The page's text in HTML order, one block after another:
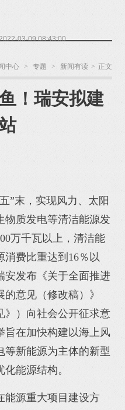
03-09 08:43:00
中心 > 专题 > 新闻有读 > 正文
来源：温州网
监
制：阮周琳
责任编
！瑞安拟建
”末，实现风力、太阳
物质发电等清洁能源发
万千瓦以上，清洁能
消费比重达到16％以
安发布《关于全面推进
意见（修改稿）》
》）向社会公开征求意
旨在加快构建以海上风
等新能源为主体的新型
能源结构。
能源重大项目建设方